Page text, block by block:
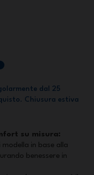
dal 25
Chiusura estiva
su misura:
in base alla
benessere in